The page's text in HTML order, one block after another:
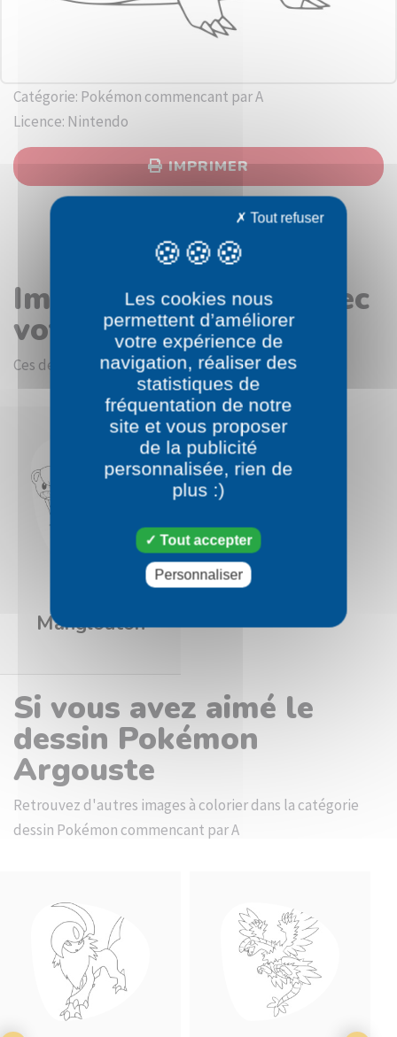
Catégorie: Pokémon commencant par A
Licence: Nintendo
IMPRIMER
Images en rapport avec
votre choix
Ces dessins devraient vous intéresser.
Manglouton
Si vous avez aimé le
dessin Pokémon
Argouste
Retrouvez d'autres images à colorier dans la catégorie
dessin Pokémon commencant par A
Les cookies nous
permettent d’améliorer
votre expérience de
navigation, réaliser des
statistiques de
fréquentation de notre
site et vous proposer
de la publicité
personnalisée, rien de
plus :)
Tout accepter
Tout refuser
Personnaliser